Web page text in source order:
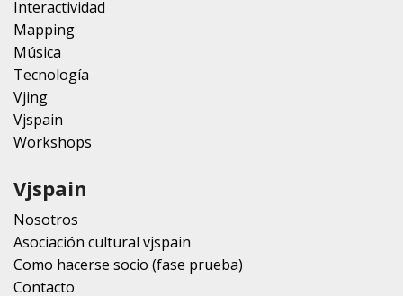
Interactividad
Mapping
Música
Tecnología
Vjing
Vjspain
Workshops
Vjspain
Nosotros
Asociación cultural vjspain
Como hacerse socio (fase prueba)
Contacto